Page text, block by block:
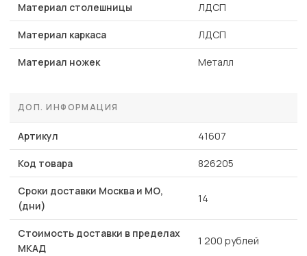
Материал столешницы ЛДСП
Материал каркаса ЛДСП
Материал ножек Металл
ДОП. ИНФОРМАЦИЯ
Артикул 41607
Код товара 826205
Сроки доставки Москва и МО,
(дни)
14
Стоимость доставки в пределах
МКАД
1 200 рублей